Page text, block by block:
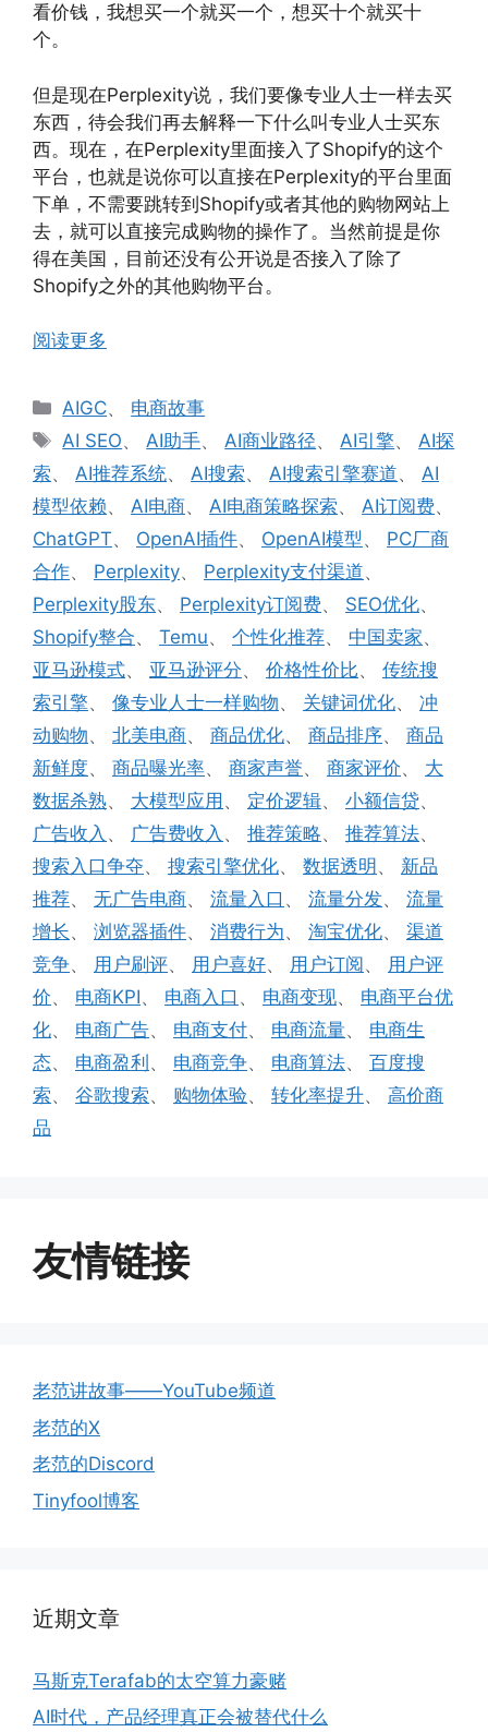
看价钱，我想买一个就买一个，想买十个就买十
个。
但是现在Perplexity说，我们要像专业人士一样去买
东西，待会我们再去解释一下什么叫专业人士买东
西。现在，在Perplexity里面接入了Shopify的这个
平台，也就是说你可以直接在Perplexity的平台里面
下单，不需要跳转到Shopify或者其他的购物网站上
去，就可以直接完成购物的操作了。当然前提是你
得在美国，目前还没有公开说是否接入了除了
Shopify之外的其他购物平台。
阅读更多
分
类
AIGC、 电商故事
标
签
AI SEO、AI助手、AI商业路径、AI引擎、AI探
索、 AI推荐系统、 AI搜索、 AI搜索引擎赛道、 AI
模型依赖、 AI电商、 AI电商策略探索、 AI订阅费、
ChatGPT、 OpenAI插件、 OpenAI模型、 PC厂商
合作、 Perplexity、 Perplexity支付渠道、
Perplexity股东、 Perplexity订阅费、 SEO优化、
Shopify整合、 Temu、 个性化推荐、 中国卖家、
亚马逊模式、 亚马逊评分、 价格性价比、 传统搜
索引擎、 像专业人士一样购物、 关键词优化、 冲
动购物、 北美电商、 商品优化、 商品排序、 商品
新鲜度、 商品曝光率、 商家声誉、 商家评价、 大
数据杀熟、 大模型应用 、 定价逻辑、 小额信贷、
广告收入 、 广告费收入 、 推荐策略、 推荐算法、
搜索入口争夺、 搜索引擎优化、 数据透明 、 新品
推荐、 无广告电商、 流量入口 、 流量分发、 流量
增长、 浏览器插件、 消费行为、 淘宝优化、 渠道
竞争、 用户刷评、 用户喜好、 用户订阅、 用户评
价、 电商KPI、 电商入口 、 电商变现、 电商平台优
化、 电商广告、 电商支付、 电商流量、 电商生
态、 电商盈利 、 电商竞争、 电商算法、 百度搜
索、 谷歌搜索、 购物体验、 转化率提升、 高价商
品
友情链接
老范讲故事——YouTube频道
老范的X
老范的Discord
Tinyfool博客
近期文章
马斯克Terafab的太空算力豪赌
AI时代，产品经理真正会被替代什么